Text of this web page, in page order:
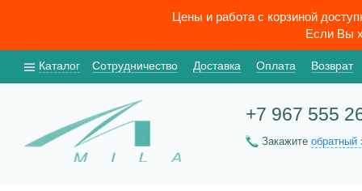
Цены и работа с корзиной
Если Вы
Каталог Сотрудничество Доставка Оплата Возврат
+7 967 555
Закажите обратный